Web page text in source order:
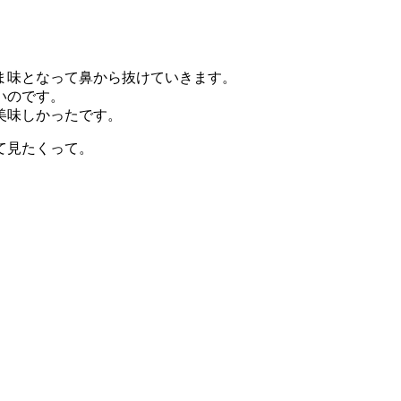
となって鼻から抜けていきます。
です。
しかったです。
たくって。